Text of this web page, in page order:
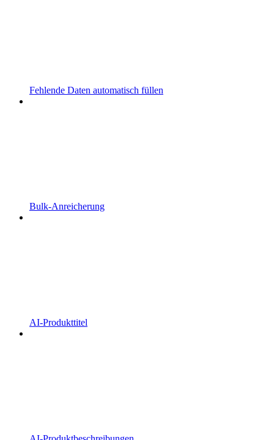
Fehlende Daten automatisch füllen
Bulk-Anreicherung
AI-Produkttitel